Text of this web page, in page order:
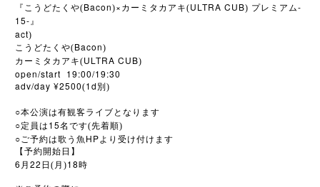
『こうどたくや(Bacon)× カーミタカアキ(ULTRA CUB) プレミアム-
15-』
act)
こうどたくや(Bacon)
カーミタカアキ(ULTRA CUB)
open/start 19:00/19:30
adv/day ¥2500(1d 別)
○本公演は有観客ライブとなります
○定員は 15名です(先着順)
○ご予約は歌う魚 HPより受け付けます
【予約開始日】
6 月 22 日(月)18時